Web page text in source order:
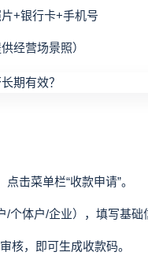
+银行卡+手机号
营场景照）
击菜单栏“收款申请”。
体户/企业），填写基础
，即可生成收款码。